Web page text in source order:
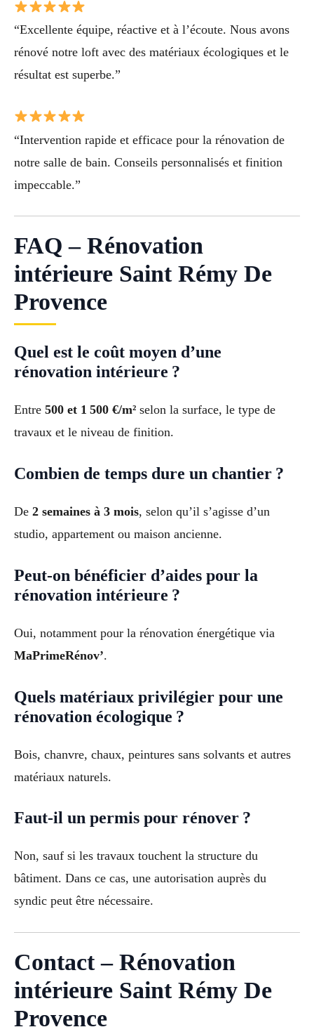
“Excellente équipe, réactive et à l’écoute. Nous avons
rénové notre loft avec des matériaux écologiques et le
résultat est superbe.”
“Intervention rapide et efficace pour la rénovation de
notre salle de bain. Conseils personnalisés et finition
impeccable.”
FAQ – Rénovation
intérieure Saint Rémy De
Provence
Quel est le coût moyen d’une
rénovation intérieure ?
Entre 500 et 1 500 €/m² selon la surface, le type de
travaux et le niveau de finition.
Combien de temps dure un chantier ?
De 2 semaines à 3 mois, selon qu’il s’agisse d’un
studio, appartement ou maison ancienne.
Peut-on bénéficier d’aides pour la
rénovation intérieure ?
Oui, notamment pour la rénovation énergétique via
MaPrimeRénov’.
Quels matériaux privilégier pour une
rénovation écologique ?
Bois, chanvre, chaux, peintures sans solvants et autres
matériaux naturels.
Faut-il un permis pour rénover ?
Non, sauf si les travaux touchent la structure du
bâtiment. Dans ce cas, une autorisation auprès du
syndic peut être nécessaire.
Contact – Rénovation
intérieure Saint Rémy De
Provence